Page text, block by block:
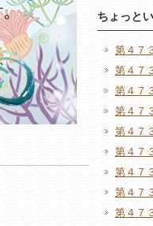
ちょっと
第４７
第４７
第４７
第４７
第４７
第４７
第４７
第４７
第４７